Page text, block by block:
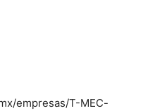
empresas/T-MEC-